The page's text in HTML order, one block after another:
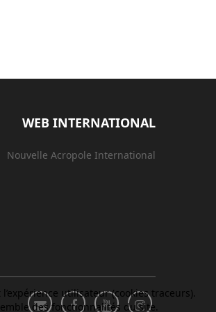
WEB INTERNATIONAL
Nouvelle Acropole International
utilisateur (cookies traceurs).
des fonctionnalités du site.